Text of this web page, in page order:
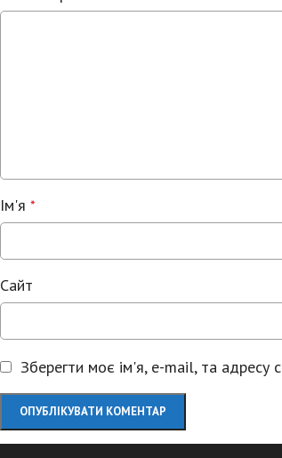
Ім'я *
Сайт
Зберегти моє ім'я, e-mail, та адресу